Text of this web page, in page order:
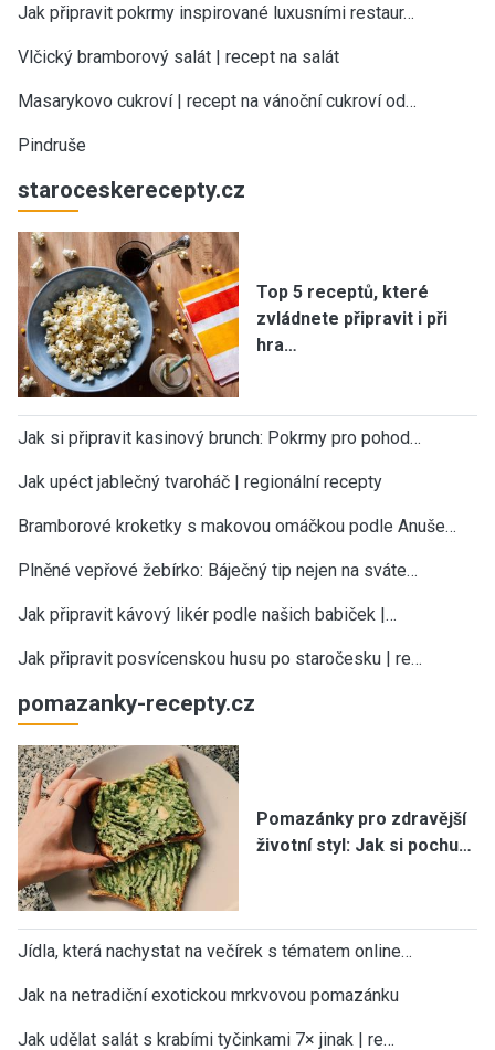
Jak připravit pokrmy inspirované luxusními restaur…
Vlčický bramborový salát | recept na salát
Masarykovo cukroví | recept na vánoční cukroví od…
Pindruše
staroceskerecepty.cz
Top 5 receptů, které
zvládnete připravit i při
hra…
Jak si připravit kasinový brunch: Pokrmy pro pohod…
Jak upéct jablečný tvaroháč | regionální recepty
Bramborové kroketky s makovou omáčkou podle Anuše…
Plněné vepřové žebírko: Báječný tip nejen na sváte…
Jak připravit kávový likér podle našich babiček |…
Jak připravit posvícenskou husu po staročesku | re…
pomazanky-recepty.cz
Pomazánky pro zdravější
životní styl: Jak si pochu…
Jídla, která nachystat na večírek s tématem online…
Jak na netradiční exotickou mrkvovou pomazánku
Jak udělat salát s krabími tyčinkami 7× jinak | re…